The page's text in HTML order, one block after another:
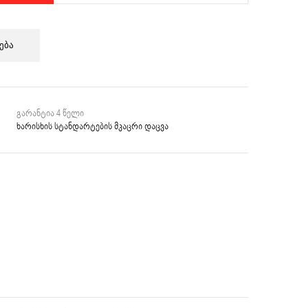
გარანტია 4 წელი
ხარისხის სტანდარტების მკაცრი დაცვა